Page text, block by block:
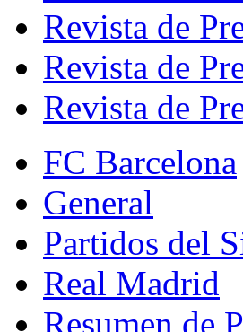
Revista de
Revista de
Revista de
FC Barcelona
General
Partidos del
Real Madrid
Resumen de